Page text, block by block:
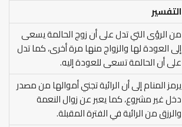
التفسير
من الرؤى التي تدل على أن زوج الحالمة يسعى
إلى العودة لها والزواج منها مرة أخرى، كما تدل
على أن الحالمة تسعى للعودة إليه.
يرمز المنام إلى أن الرائية تجني أموالها من مصدر
دخل غير مشروع، كما يعبر عن زوال النعمة
والرزق من الرائية في الفترة المقبلة.